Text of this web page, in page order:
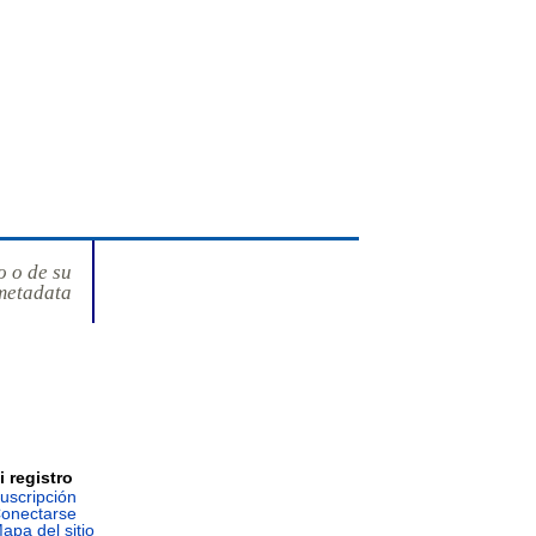
o de su
registro
del sitio